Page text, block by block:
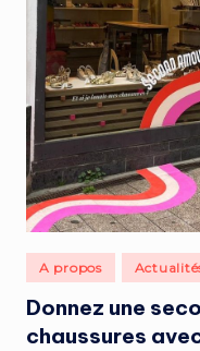
Posted
in
A propos
Donnez une
chaussures